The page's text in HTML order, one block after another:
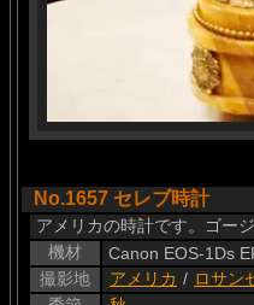
No.1657 セレブ時計
アメリカの時計です。ゴー
機材
Canon EOS-1Ds
撮影地
アメリカ / ロサン